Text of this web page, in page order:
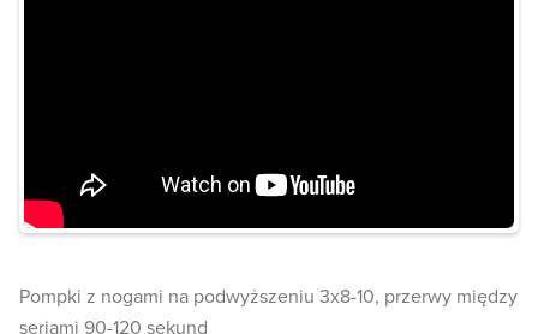
Pompki z nogami na podwyższeniu 3x8-10, przerwy między
seriami 90-120 sekund